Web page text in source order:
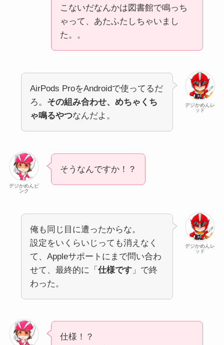
こないだなんかは図書館で鳴っち
ゃって、あたふたしちゃいまし
た。。
デジかめんレ
ッド
AirPods ProをAndroidで使ってるだ
ろ。 その組み合わせ、めちゃくち
ゃ鳴るやつなんだよ。
デジかめんピ
ンク
そうなんですか！？
デジかめんレ
ッド
俺も同じ目に遭ったからな。
設定をいくらいじっても消えなく
て、Appleサポートにまで問い合わ
せて、最終的に「 仕様です」で終
わった。
仕様！？